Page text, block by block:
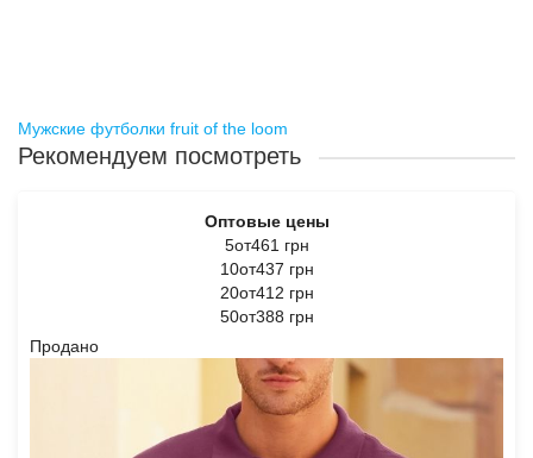
Мужские футболки fruit of the loom
Рекомендуем посмотреть
Оптовые цены
5от461 грн
10от437 грн
20от412 грн
50от388 грн
Продано